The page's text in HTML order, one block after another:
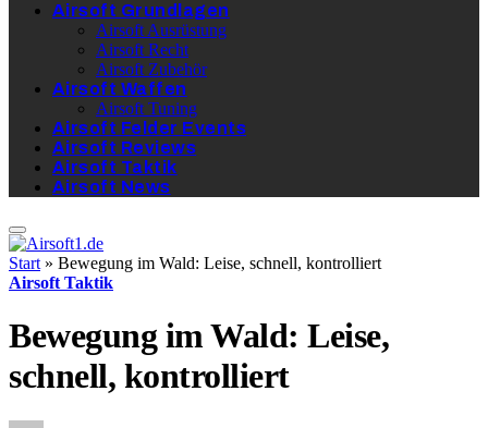
Airsoft Grundlagen
Airsoft Ausrüstung
Airsoft Recht
Airsoft Zubehör
Airsoft Waffen
Airsoft Tuning
Airsoft Felder Events
Airsoft Reviews
Airsoft Taktik
Airsoft News
Start » Bewegung im Wald: Leise, schnell, kontrolliert
Airsoft Taktik
Bewegung im Wald: Leise,
schnell, kontrolliert